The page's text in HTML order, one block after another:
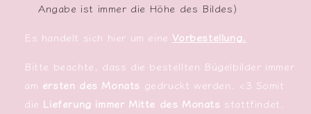
Angabe ist immer die Höhe des Bildes)
Es handelt sich hier um eine Vorbestellung.
Bitte beachte, dass die bestellten Bügelbilder immer
am ersten des Monats gedruckt werden. <3 Somit
die Lieferung immer Mitte des Monats stattfindet.